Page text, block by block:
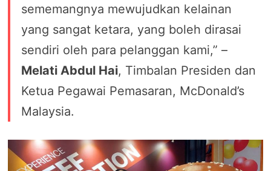
sememangnya mewujudkan kelainan
yang sangat ketara, yang boleh dirasai
sendiri oleh para pelanggan kami,” –
Melati Abdul Hai, Timbalan Presiden dan
Ketua Pegawai Pemasaran, McDonald’s
Malaysia.